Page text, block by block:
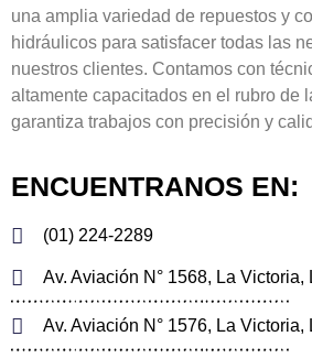
una amplia variedad de repuestos y
hidráulicos para satisfacer todas las
nuestros clientes. Contamos con
altamente capacitados en el rubro de
garantiza trabajos con precisión y
ENCUENTRANOS EN:
(01) 224-2289
Av. Aviación N° 1568, La Victoria,
Av. Aviación N° 1576, La Victoria,